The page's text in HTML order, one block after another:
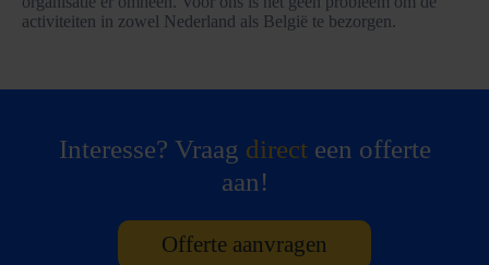
activiteiten in zowel Nederland als België te bezorgen.
Interesse? Vraag directeen offerte
aan!
Offerte aanvragen